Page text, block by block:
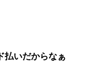
払いだからなぁ